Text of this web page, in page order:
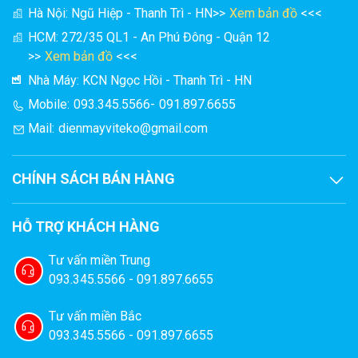
Hải sản: Cá, cua, tôm, mực, sò điệp…
Thực phẩm: Thịt lợn, thịt bò, thịt gà, thịt vịt.
Dầu linh chi, tinh dầu tỏi, sữa ong chứa, dầu nấm
hương, kháng sinh, cao xương cá.
Hà Nội: Ngũ Hiệp - Thanh Trì - HN>> Xem bản đồ <<<
HCM: 272/35 QL1 - An Phú Đông - Quận 12
>> Xem bản đồ <<<
Nhà Máy: KCN Ngọc Hồi - Thanh Trì - HN
Mobile: 093.345.5566- 091.897.6655
Mail: dienmayviteko@gmail.com
CHÍNH SÁCH BÁN HÀNG
HỖ TRỢ KHÁCH HÀNG
Tư vấn miền Trung
093.345.5566 - 091.897.6655
Tư vấn miền Bắc
093.345.5566 - 091.897.6655